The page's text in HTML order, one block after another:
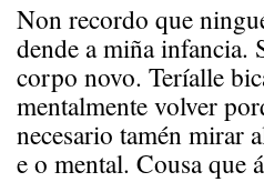
Non recordo que
dende a miña infancia.
corpo novo. Teríalle
mentalmente volver
necesario tamén mirar
e o mental. Cousa que